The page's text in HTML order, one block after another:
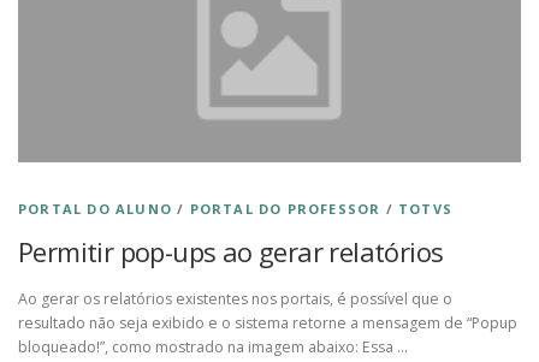
PORTAL DO ALUNO / PORTAL DO PROFESSOR / TOTVS
Permitir pop-ups ao gerar relatórios
Ao gerar os relatórios existentes nos portais, é possível que o
resultado não seja exibido e o sistema retorne a mensagem de “Popup
bloqueado!”, como mostrado na imagem abaixo: Essa …